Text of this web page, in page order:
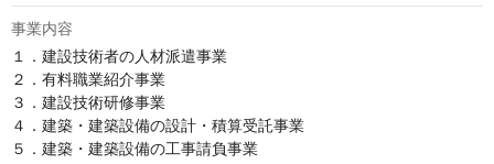
事業内容
１．建設技術者の人材派遣事業
２．有料職業紹介事業
３．建設技術研修事業
４．建築・建築設備の設計・積算受託事業
５．建築・建築設備の工事請負事業